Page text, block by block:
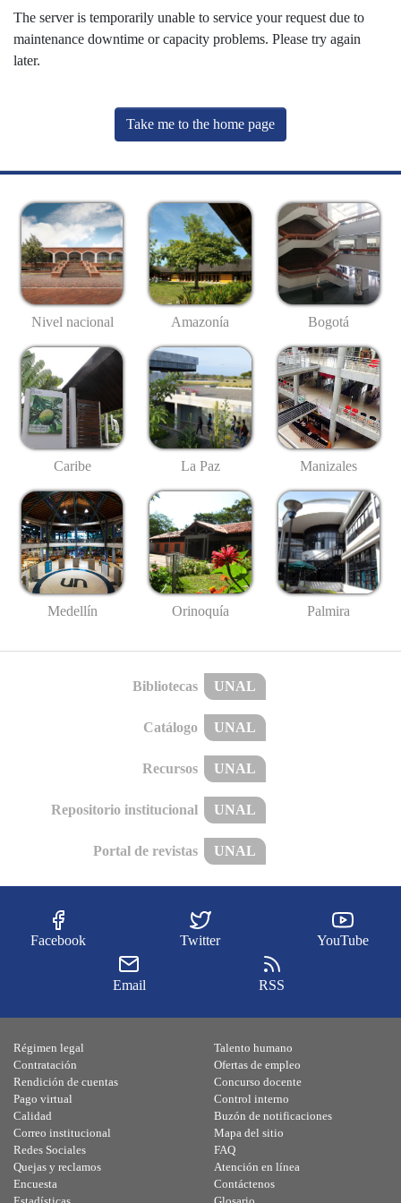
The server is temporarily unable to service your request due to
maintenance downtime or capacity problems. Please try again
later.
Take me to the home page
Nivel nacional Amazonía Bogotá
Caribe La Paz Manizales
Medellín Orinoquía Palmira
Bibliotecas UNAL
Catálogo UNAL
Recursos UNAL
Repositorio institucional UNAL
Portal de revistas UNAL
Facebook Twitter YouTube
Email RSS
Régimen legal
Contratación
Rendición de cuentas
Pago virtual
Calidad
Talento humano
Ofertas de empleo
Concurso docente
Control interno
Buzón de notificaciones
Correo institucional
Redes Sociales
Quejas y reclamos
Encuesta
Mapa del sitio
FAQ
Atención en línea
Contáctenos